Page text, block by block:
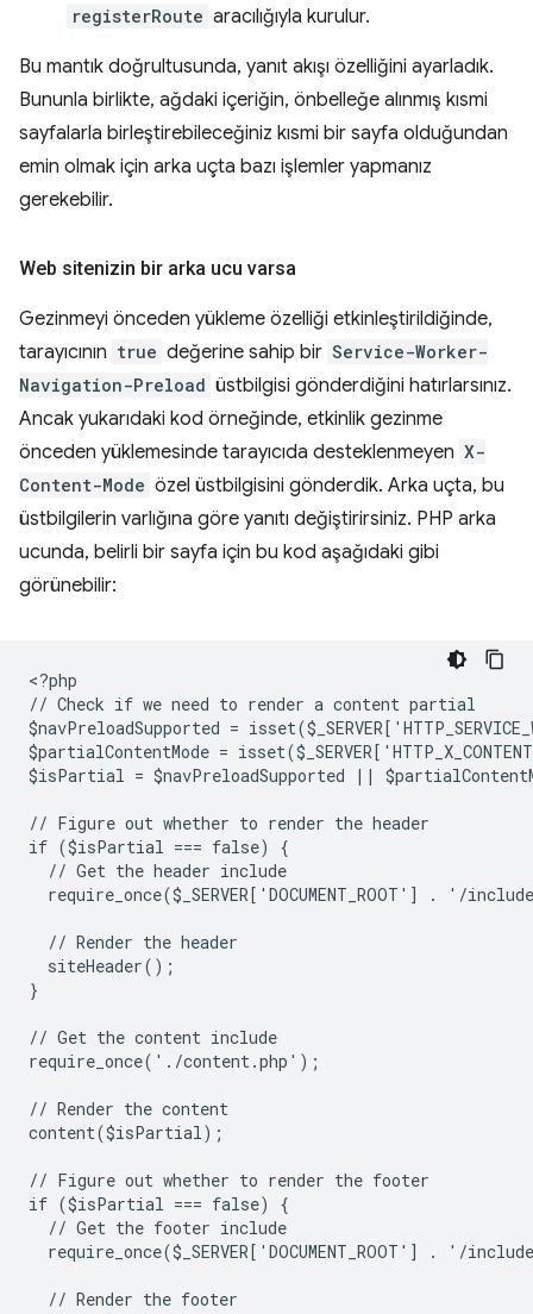
registerRoute aracılığıyla kurulur.
Bu mantık doğrultusunda, yanıt akışı özelliğini ayarladık.
Bununla birlikte, ağdaki içeriğin, önbelleğe alınmış kısmi
sayfalarla birleştirebileceğiniz kısmi bir sayfa olduğundan
emin olmak için arka uçta bazı işlemler yapmanız
gerekebilir.
Web sitenizin bir arka ucu varsa
Gezinmeyi önceden yükleme özelliği etkinleştirildiğinde,
tarayıcının true değerine sahip bir Service-Worker-
Navigation-Preload üstbilgisi gönderdiğini hatırlarsınız.
Ancak yukarıdaki kod örneğinde, etkinlik gezinme
önceden yüklemesinde tarayıcıda desteklenmeyen X-
Content-Mode özel üstbilgisini gönderdik. Arka uçta, bu
üstbilgilerin varlığına göre yanıtı değiştirirsiniz. PHP arka
ucunda, belirli bir sayfa için bu kod aşağıdaki gibi
görünebilir:
<?php
// Check if we need to render a content partial
$navPreloadSupported =
$partialContentMode =
$isPartial = $navPreloadSupported ||
// Figure out whether to render the header
if ($isPartial === false) {
  // Get the header include
require_once($_SERVER['DOCUMENT_ROOT'] . '/
  // Render the header
  siteHeader();
}
// Get the content include
require_once('./content.php');
// Render the content
content($isPartial);
// Figure out whether to render the footer
if ($isPartial === false) {
  // Get the footer include
require_once($_SERVER['DOCUMENT_ROOT'] . '/
  // Render the footer